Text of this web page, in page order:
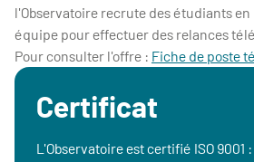
l'Observatoire recrute des étudiants
équipe pour effectuer des relances
Pour consulter l'offre : Fiche de poste
Certificat
L'Observatoire est certifié ISO 9001